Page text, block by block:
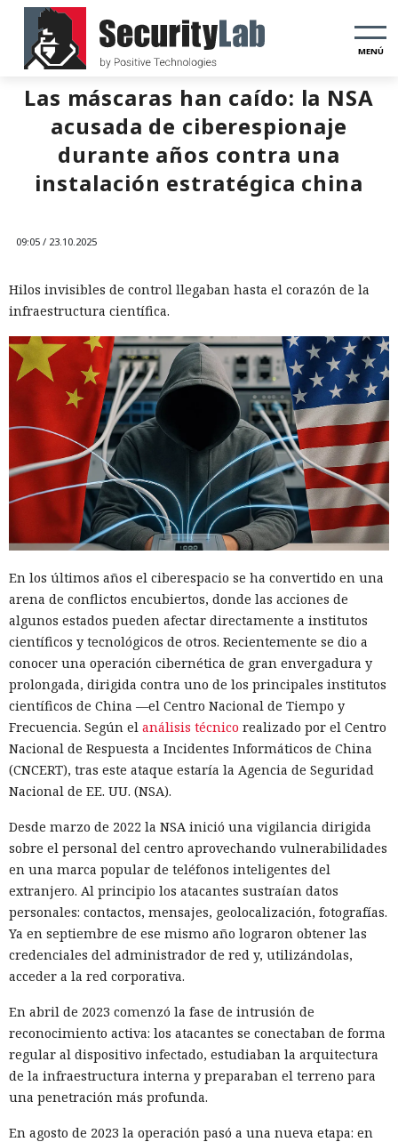
MENÚ
Las máscaras han caído: la NSA
acusada de ciberespionaje
durante años contra una
instalación estratégica china
09:05 / 23.10.2025
Hilos invisibles de control llegaban hasta el corazón de la
infraestructura científica.
En los últimos años el ciberespacio se ha convertido en una
arena de conflictos encubiertos, donde las acciones de
algunos estados pueden afectar directamente a institutos
científicos y tecnológicos de otros. Recientemente se dio a
conocer una operación cibernética de gran envergadura y
prolongada, dirigida contra uno de los principales institutos
científicos de China —el Centro Nacional de Tiempo y
Frecuencia. Según el análisis técnico realizado por el Centro
Nacional de Respuesta a Incidentes Informáticos de China
(CNCERT), tras este ataque estaría la Agencia de Seguridad
Nacional de EE. UU. (NSA).
Desde marzo de 2022 la NSA inició una vigilancia dirigida
sobre el personal del centro aprovechando vulnerabilidades
en una marca popular de teléfonos inteligentes del
extranjero. Al principio los atacantes sustraían datos
personales: contactos, mensajes, geolocalización, fotografías.
Ya en septiembre de ese mismo año lograron obtener las
credenciales del administrador de red y, utilizándolas,
acceder a la red corporativa.
En abril de 2023 comenzó la fase de intrusión de
reconocimiento activa: los atacantes se conectaban de forma
regular al dispositivo infectado, estudiaban la arquitectura
de la infraestructura interna y preparaban el terreno para
una penetración más profunda.
En agosto de 2023 la operación pasó a una nueva etapa: en